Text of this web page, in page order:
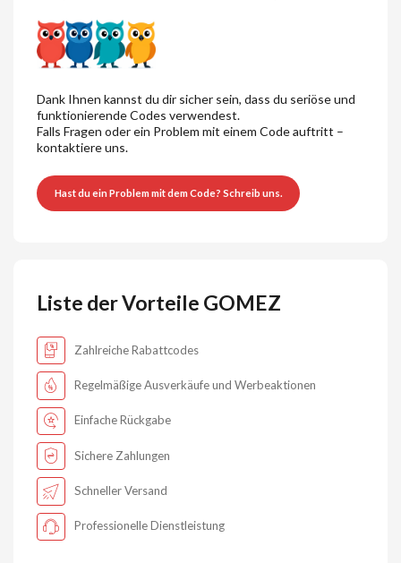
Dank Ihnen kannst du dir sicher sein, dass du seriöse und
funktionierende Codes verwendest.
Falls Fragen oder ein Problem mit einem Code auftritt –
kontaktiere uns.
Hast du ein Problem mit dem Code? Schreib uns.
Liste der Vorteile GOMEZ
Zahlreiche Rabattcodes
Regelmäßige Ausverkäufe und Werbeaktionen
Einfache Rückgabe
Sichere Zahlungen
Schneller Versand
Professionelle Dienstleistung